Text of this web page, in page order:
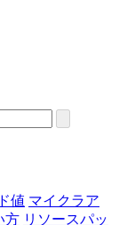
値 マイクラア
方 リソースパッ